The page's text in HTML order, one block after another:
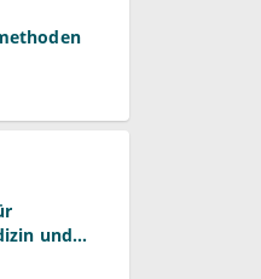
und